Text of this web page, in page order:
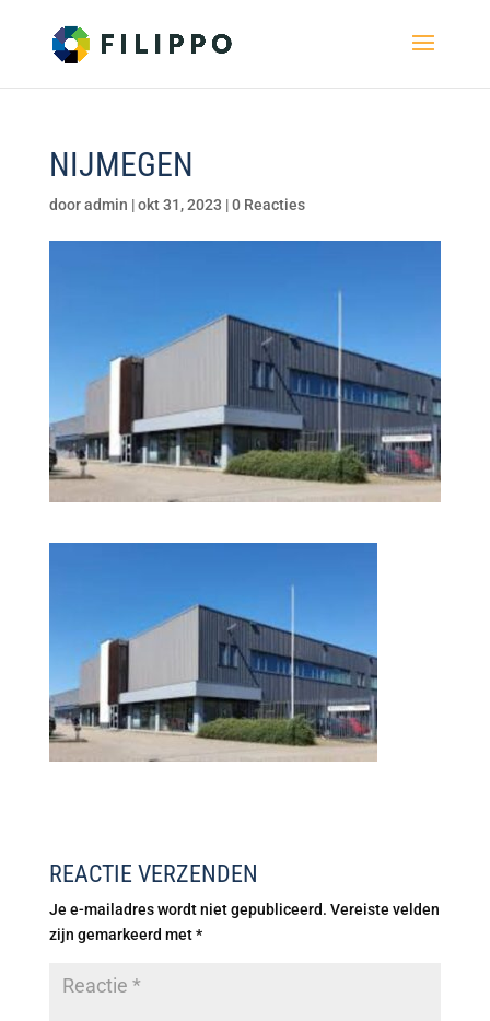
NIJMEGEN
dooradmin |okt 31, 2023 |0 Reacties
REACTIE VERZENDEN
Je e-mailadres wordt niet gepubliceerd. Vereiste velden
zijn gemarkeerd met*